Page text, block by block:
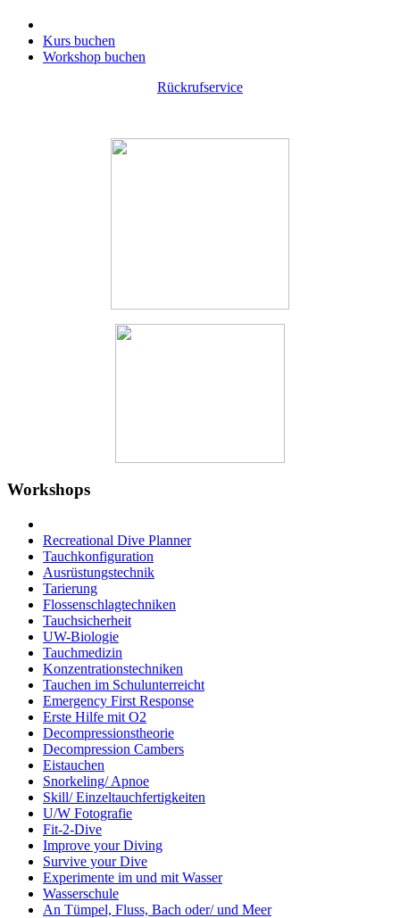
Kurs buchen
Workshop buchen
Rückrufservice
Workshops
Recreational Dive Planner
Tauchkonfiguration
Ausrüstungstechnik
Tarierung
Flossenschlagtechniken
Tauchsicherheit
UW-Biologie
Tauchmedizin
Konzentrationstechniken
Tauchen im Schulunterreicht
Emergency First Response
Erste Hilfe mit O2
Decompressionstheorie
Decompression Cambers
Eistauchen
Snorkeling/ Apnoe
Skill/ Einzeltauchfertigkeiten
U/W Fotografie
Fit-2-Dive
Improve your Diving
Survive your Dive
Experimente im und mit Wasser
Wasserschule
An Tümpel, Fluss, Bach oder/ und Meer